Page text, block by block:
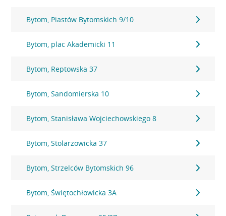
Bytom, Piastów Bytomskich 9/10
Bytom, plac Akademicki 11
Bytom, Reptowska 37
Bytom, Sandomierska 10
Bytom, Stanisława Wojciechowskiego 8
Bytom, Stolarzowicka 37
Bytom, Strzelców Bytomskich 96
Bytom, Świętochłowicka 3A